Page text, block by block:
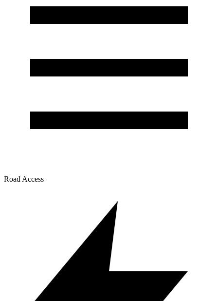
Road Access